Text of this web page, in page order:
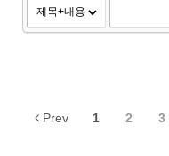
Prev 1 2 3